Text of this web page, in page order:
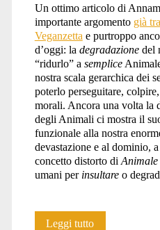
Un ottimo articolo di
importante argomento già
Veganzetta e purtroppo
d’oggi: la degradazionedel
“ridurlo” a semplice
nostra scala gerarchica dei
poterlo perseguitare,
morali. Ancora una volta la
degli Animali ci mostra il
funzionale alla nostra
devastazione e al dominio,
concetto distorto di Animale
umani per insultareo
Leggi tuttoIl